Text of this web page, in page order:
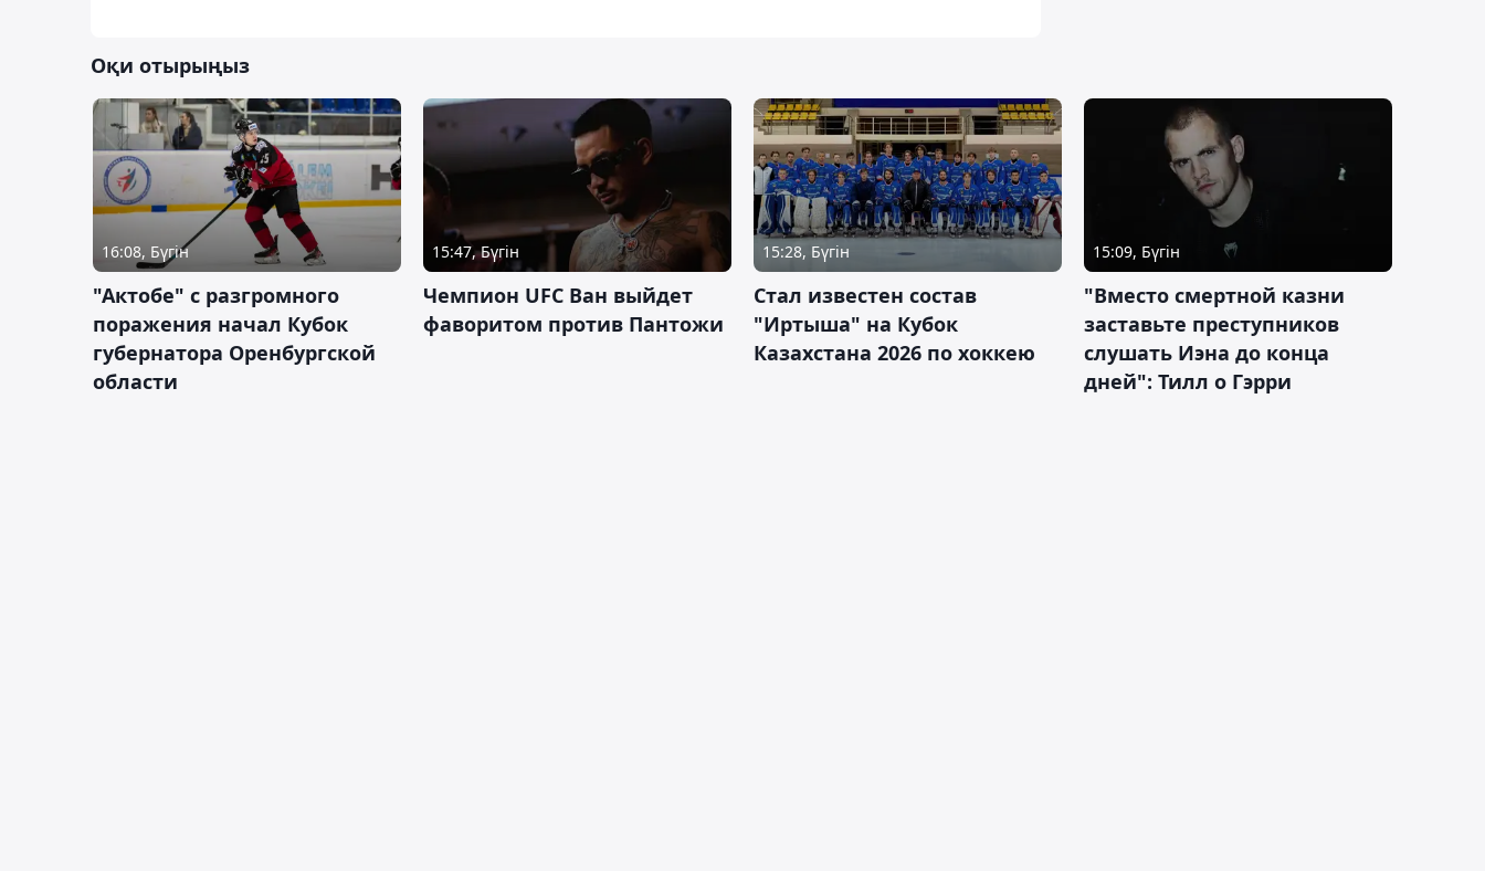
Оқи отырыңыз
16:08, Бүгін
"Актобе" с разгромного
поражения начал Кубок
губернатора Оренбургской
области
15:47, Бүгін
Чемпион UFC Ван выйдет
фаворитом против Пантожи
15:28, Бүгін
Стал известен состав
"Иртыша" на Кубок
Казахстана 2026 по хоккею
15:09, Бүгін
"Вместо смертной казни
заставьте преступников
слушать Иэна до конца
дней": Тилл о Гэрри